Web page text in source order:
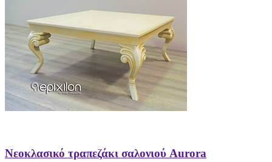
Νεοκλασικό τραπεζάκι σαλονιού Aurora